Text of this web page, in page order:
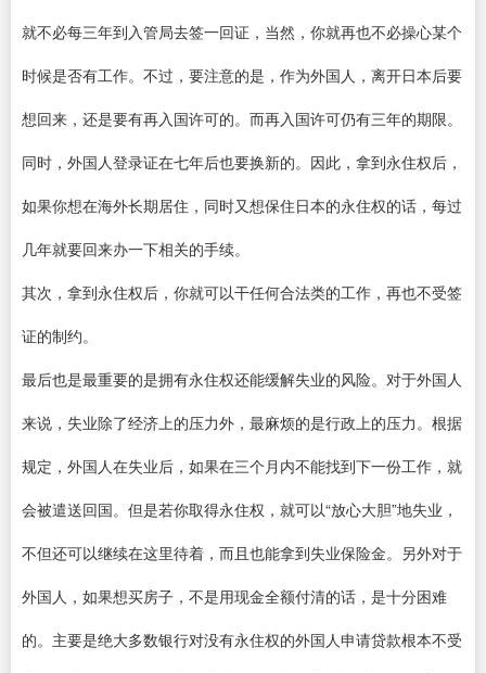
就不必每三年到入管局去签一回证，当然，你就再也不必操心某个
时候是否有工作。不过，要注意的是，作为外国人，离开日本后要
想回来，还是要有再入国许可的。而再入国许可仍有三年的期限。
同时，外国人登录证在七年后也要换新的。因此，拿到永住权后，
如果你想在海外长期居住，同时又想保住日本的永住权的话，每过
几年就要回来办一下相关的手续。
其次，拿到永住权后，你就可以干任何合法类的工作，再也不受签
证的制约。
最后也是最重要的是拥有永住权还能缓解失业的风险。对于外国人
来说，失业除了经济上的压力外，最麻烦的是行政上的压力。根据
规定，外国人在失业后，如果在三个月内不能找到下一份工作，就
会被遣送回国。但是若你取得永住权，就可以“放心大胆”地失业，
不但还可以继续在这里待着，而且也能拿到失业保险金。另外对于
外国人，如果想买房子，不是用现金全额付清的话，是十分困难
的。主要是绝大多数银行对没有永住权的外国人申请贷款根本不受